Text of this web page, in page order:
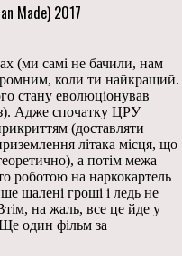
Made) 2017
(ми самі не бачили, нам
коли ти найкращий.
стану еволюціонував
Адже спочатку ЦРУ
(доставляти
літака місця, що
а потім межа
роботою на наркокартель
шалені гроші і ледь не
на жаль, все це йде у
один фільм за